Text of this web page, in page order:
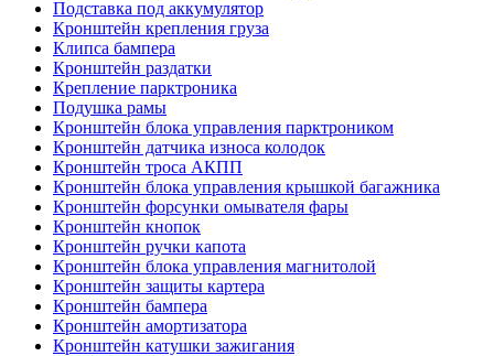
Подставка под аккумулятор
Кронштейн крепления груза
Клипса бампера
Кронштейн раздатки
Крепление парктроника
Подушка рамы
Кронштейн блока управления парктроником
Кронштейн датчика износа колодок
Кронштейн троса АКПП
Кронштейн блока управления крышкой багажника
Кронштейн форсунки омывателя фары
Кронштейн кнопок
Кронштейн ручки капота
Кронштейн блока управления магнитолой
Кронштейн защиты картера
Кронштейн бампера
Кронштейн амортизатора
Кронштейн катушки зажигания